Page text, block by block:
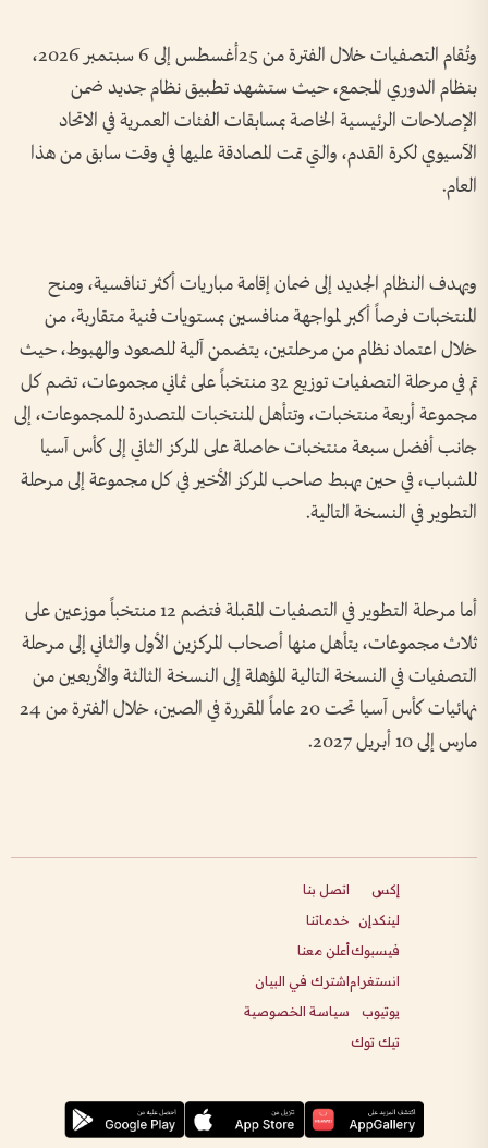
وتُقام التصفيات خلال الفترة من 25أغسطس إلى 6 سبتمبر 2026،
بنظام الدوري المجمع، حيث ستشهد تطبيق نظام جديد ضمن
الإصلاحات الرئيسية الخاصة بمسابقات الفئات العمرية في الاتحاد
الآسيوي لكرة القدم، والتي تمت المصادقة عليها في وقت سابق من هذا
العام.
ويهدف النظام الجديد إلى ضمان إقامة مباريات أكثر تنافسية، ومنح
المنتخبات فرصاً أكبر لمواجهة منافسين بمستويات فنية متقاربة، من
خلال اعتماد نظام من مرحلتين، يتضمن آلية للصعود والهبوط، حيث
تم في مرحلة التصفيات توزيع 32 منتخباً على ثماني مجموعات، تضم كل
مجموعة أربعة منتخبات، وتتأهل المنتخبات المتصدرة للمجموعات، إلى
جانب أفضل سبعة منتخبات حاصلة على المركز الثاني إلى كأس آسيا
للشباب، في حين يهبط صاحب المركز الأخير في كل مجموعة إلى مرحلة
التطوير في النسخة التالية.
أما مرحلة التطوير في التصفيات المقبلة فتضم 12 منتخباً موزعين على
ثلاث مجموعات، يتأهل منها أصحاب المركزين الأول والثاني إلى مرحلة
التصفيات في النسخة التالية المؤهلة إلى النسخة الثالثة والأربعين من
نهائيات كأس آسيا تحت 20 عاماً المقررة في الصين، خلال الفترة من 24
مارس إلى 10 أبريل 2027.
إكس
لينكدإن
فيسبوك
انستغرام
يوتيوب
تيك توك
اتصل بنا
خدماتنا
أعلن معنا
اشترك في البيان
سياسة الخصوصية